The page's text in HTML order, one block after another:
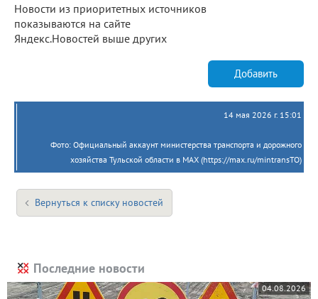
Новости из приоритетных источников
показываются на сайте
Яндекс.Новостей выше других
Добавить
14 мая 2026 г. 15:01
Фото: Официальный аккаунт министерства транспорта и дорожного
хозяйства Тульской области в MAX (https://max.ru/mintransTO)
Вернуться к списку новостей
Последние новости
04.08.2026